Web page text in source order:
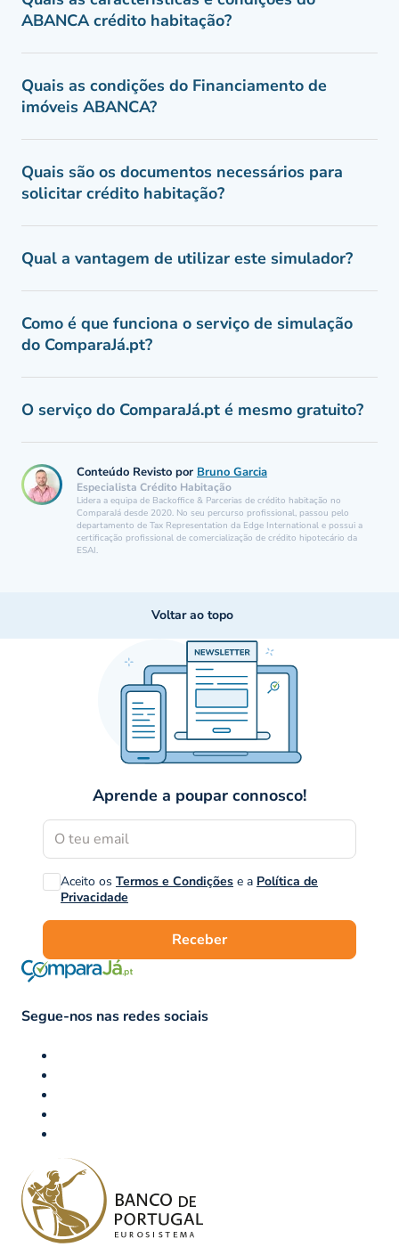
ABANCA crédito habitação?
Quais as condições do Financiamento de
imóveis ABANCA?
Quais são os documentos necessários para
solicitar crédito habitação?
Qual a vantagem de utilizar este simulador?
Como é que funciona o serviço de simulação
do ComparaJá.pt?
O serviço do ComparaJá.pt é mesmo gratuito?
Conteúdo Revisto por Bruno Garcia
Especialista Crédito Habitação
Lidera a equipa de Backoffice & Parcerias de crédito habitação no
ComparaJá desde 2020. No seu percurso profissional, passou pelo
departamento de Tax Representation da Edge International e possui a
certificação profissional de comercialização de crédito hipotecário da
ESAI.
Voltar ao topo
Aprende a poupar connosco!
Aceito os Termos e Condições e a Política de
Privacidade
Receber
Segue-nos nas redes sociais